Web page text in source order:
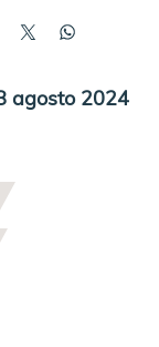
agosto 2024